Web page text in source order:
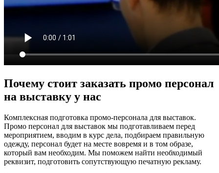
Почему стоит заказать промо персонал
на выставку у нас
Комплексная подготовка промо-персонала для выставок.
Промо персонал для выставок мы подготавливаем перед
мероприятием, вводим в курс дела, подбираем правильную
одежду, персонал будет на месте вовремя и в том образе,
который вам необходим. Мы поможем найти необходимый
реквизит, подготовить сопутствующую печатную рекламу.